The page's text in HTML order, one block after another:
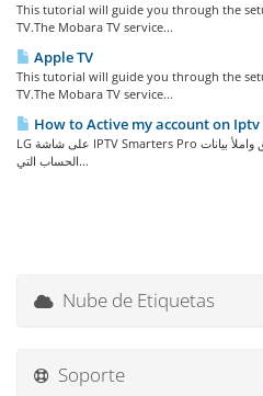
This tutorial will guide you through the
TV.The Mobara TV service...
Apple TV
This tutorial will guide you through the
TV.The Mobara TV service...
How to Active my account on
LG على شاشة IPTV Smarters Pro تفعيل الاشتراك على تطبيق قم بفتح التطبيق واملأ بيانات
الحساب التي...
Nube de Etiquetas
Soporte